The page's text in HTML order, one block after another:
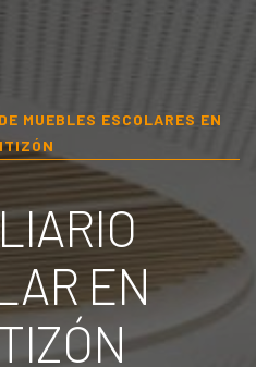
ESCOLARES EN
EN